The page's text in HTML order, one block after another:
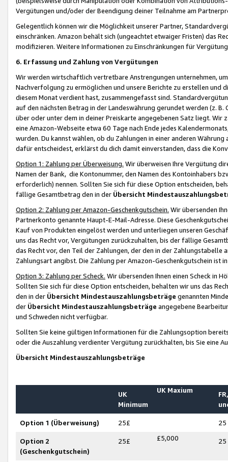
Vergütungen und/oder der Beendigung deiner Teilnahme am
Gelegentlich können wir die Möglichkeit unserer Partner,
einschränken. Amazon behält sich (ungeachtet etwaiger Fristen) das
modifizieren. Weitere Informationen zu Einschränkungen für
6. Erfassung und Zahlung von Vergütungen
Wir werden wirtschaftlich vertretbare Anstrengungen unternehmen,
Nachverfolgung zu ermöglichen und unsere Berichte zu erstellen und
diesem Monat verdient hast, zusammengefasst sind.
auf den nächsten Betrag in der Landeswährung gerundet werden (z.
über oder unter dem in deiner Preiskarte angegebenen Satz liegt.
eine Amazon-Webseite etwa 60 Tage nach Ende jedes
wurden. Du kannst wählen, ob du Zahlungen in einer anderen
dafür entscheidest, erklärst du dich damit einverstanden, dass die
Option 1: Zahlung per Überweisung. Wir überweisen Ihre Vergütung
Namen der Bank, die Kontonummer, den Namen des Kontoinhabers
erforderlich) nennen. Sollten Sie sich für diese Option entscheiden,
fällige Gesamtbetrag den in der Übersicht
Option 2: Zahlung per Amazon-Geschenkgutschein. Wir übersenden
Partnerkonto genannte Haupt-E-Mail-Adresse. Diese
Kauf von Produkten eingelöst werden und unterliegen unseren
uns das Recht vor, Vergütungen zurückzuhalten, bis der fällige
das Recht vor, den Teil der Zahlungen, der den in der
Zahlungsart angibst. Die Zahlung per Amazon-Geschenkgutschein ist
Option 3: Zahlung per Scheck. Wir übersenden Ihnen einen Scheck in
Sollten Sie sich für diese Option entscheiden, behalten wir uns das
den in der Übersicht Mindestauszahlungsbeträge genannten
der Übersicht Mindestauszahlungsbeträge angegebene
und Schweden nicht verfügbar.
Sollten Sie keine gültigen Informationen für die Zahlungsoption
oder die Auszahlung verdienter Vergütung zurückhalten, bis Sie
Übersicht Mindestauszahlungsbeträge
UK
Minimum
UK Maxium
Option 1 (Überweisung) 25£ 25
Option 2
(Geschenkgutschein)
25£ £5,000 25